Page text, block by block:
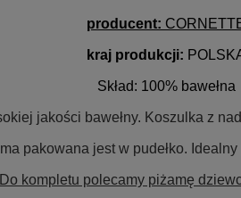
producent:
kraj produkcji:
Skład: 100%bawełna
jakości bawełny. Koszulka z
pakowana jest w pudełko. Idealny
Do kompletu polecamy piżamę